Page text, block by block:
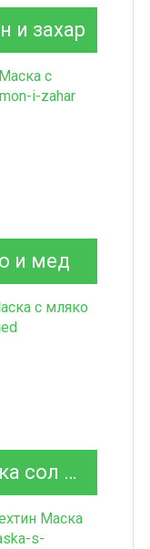
и захар
с
i-zahar
и мед
с мляко
зехтин
Маска
s-